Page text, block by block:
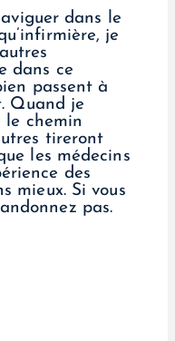
dans le
je
dans ce
passent à
Quand je
le chemin
tireront
les médecins
des
mieux. Si vous
pas.